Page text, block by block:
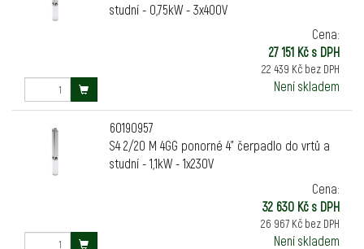
studní - 0,75kW - 3x400V
Cena:
27 151 Kč s DPH
22 439 Kč bez DPH
Není skladem
60190957
S4 2/20 M 4GG ponorné 4" čerpadlo do vrtů a
studní - 1,1kW - 1x230V
Cena:
32 630 Kč s DPH
26 967 Kč bez DPH
Není skladem